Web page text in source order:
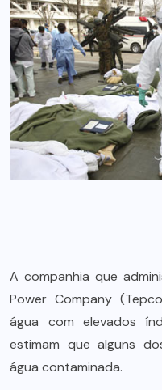
A companhia que
Power Company
água com elevados
estimam que alguns
água contaminada.